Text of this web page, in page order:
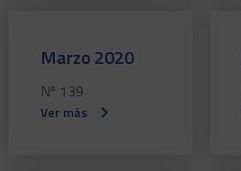
Marzo 2020
Nº 139
Ver más